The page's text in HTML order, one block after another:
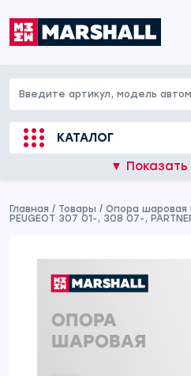
КАТАЛОГ
▼
Главная / Товары / Опора шаровая
PEUGEOT 307 01-, 308 07-,